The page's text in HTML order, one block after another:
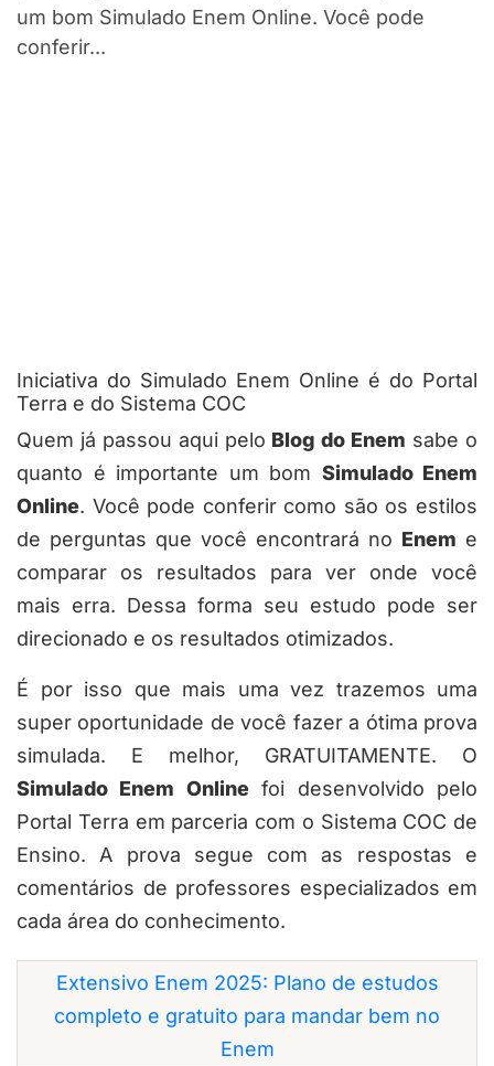
um bom Simulado Enem Online. Você pode
conferir...
Iniciativa do Simulado Enem Online é do Portal
Terra e do Sistema COC
Quem já passou aqui pelo Blog do Enem sabe o
quanto é importante um bom Simulado Enem
Online. Você pode conferir como são os estilos
de perguntas que você encontrará no Enem e
comparar os resultados para ver onde você
mais erra. Dessa forma seu estudo pode ser
direcionado e os resultados otimizados.
É por isso que mais uma vez trazemos uma
super oportunidade de você fazer a ótima prova
simulada. E melhor, GRATUITAMENTE. O
Simulado Enem Onlinefoi desenvolvido pelo
Portal Terra em parceria com o Sistema COC de
Ensino. A prova segue com as respostas e
comentários de professores especializados em
cada área do conhecimento.
Extensivo Enem 2025: Plano de estudos
completo e gratuito para mandar bem no
Enem